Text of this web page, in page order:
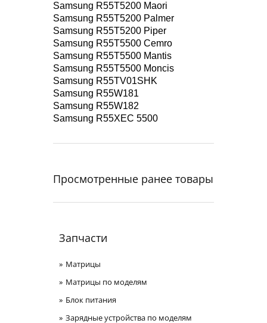
Samsung R55T5200 Maori
Samsung R55T5200 Palmer
Samsung R55T5200 Piper
Samsung R55T5500 Cemro
Samsung R55T5500 Mantis
Samsung R55T5500 Moncis
Samsung R55TV01SHK
Samsung R55W181
Samsung R55W182
Samsung R55XEC 5500
Просмотренные ранее товары
Запчасти
Матрицы
Матрицы по моделям
Блок питания
Зарядные устройства по моделям